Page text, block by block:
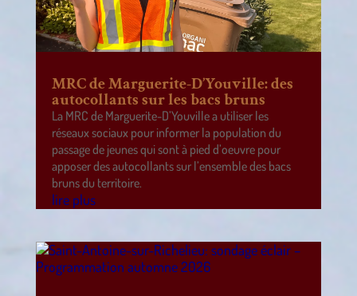
MRC de Marguerite-D’Youville: des
autocollants sur les bacs bruns
La MRC de Marguerite-D’Youville a utiliser les
réseaux sociaux pour informer la population du
passage de jeunes qui sont à pied d’oeuvre pour
apposer des autocollants sur l’ensemble des bacs
bruns du territoire.
lire plus